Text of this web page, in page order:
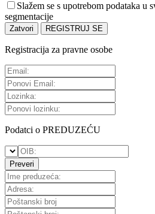
Slažem se s upotrebom podataka u
segmentacije
Zatvori REGISTRUJ SE
Registracija za pravne osobe
Podatci o PREDUZEĆU
Preveri